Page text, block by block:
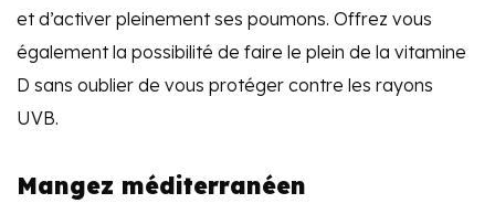
et d’activer pleinement ses poumons. Offrez vous
également la possibilité de faire le plein de la vitamine
D sans oublier de vous protéger contre les rayons
UVB.
Mangez méditerranéen